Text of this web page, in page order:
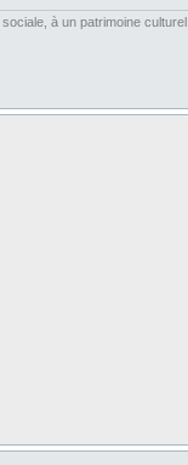
à un patrimoine